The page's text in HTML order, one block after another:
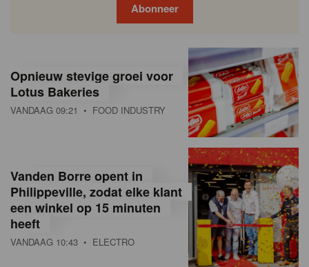
Abonneer
o
n
a
M
a
Opnieuw stevige groei voor
Lotus Bakeries
VANDAAG 09:21 • FOOD INDUSTRY
Vanden Borre opent in
Philippeville, zodat elke klant
een winkel op 15 minuten
heeft
VANDAAG 10:43 • ELECTRO